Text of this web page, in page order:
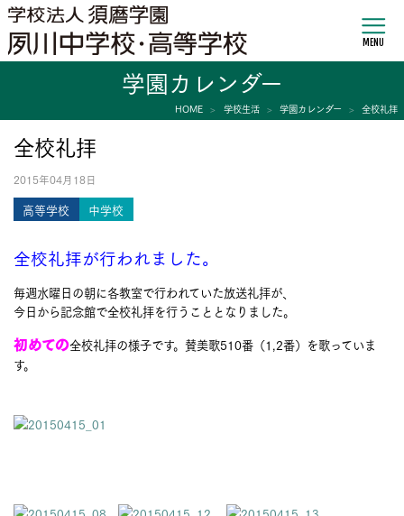
MENU
学園カレンダー
HOME 学校生活 学園カレンダー 全校礼拝
全校礼拝
2015年04月18日
高等学校 中学校
全校礼拝が行われました。
毎週水曜日の朝に各教室で行われていた放送礼拝が、
今日から記念館で全校礼拝を行うこととなりました。
初めての全校礼拝の様子です。賛美歌510番（1,2番）を歌っていま
す。